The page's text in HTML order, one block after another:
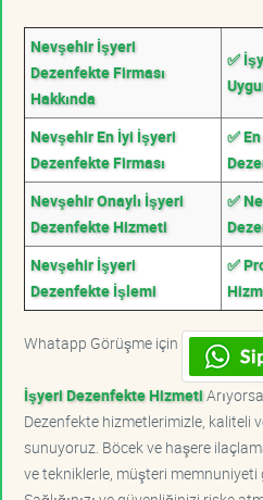
Nevşehir İşyeri
Dezenfekte Firması
Hakkında
✅
Nevşehir En İyi İşyeri
Dezenfekte Firması
✅
Nevşehir Onaylı İşyeri
Dezenfekte Hizmeti
✅
Nevşehir İşyeri
Dezenfekte İşlemi
✅
Whatapp Görüşme için
İşyeri Dezenfekte Hizmeti
Dezenfekte hizmetlerimizle, kaliteli
sunuyoruz. Böcek ve haşere
ve tekniklerle, müşteri